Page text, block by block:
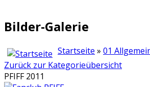
Bilder-Galerie
Startseite » 01
Zurück zur Kategorieübersicht
PFIFF 2011